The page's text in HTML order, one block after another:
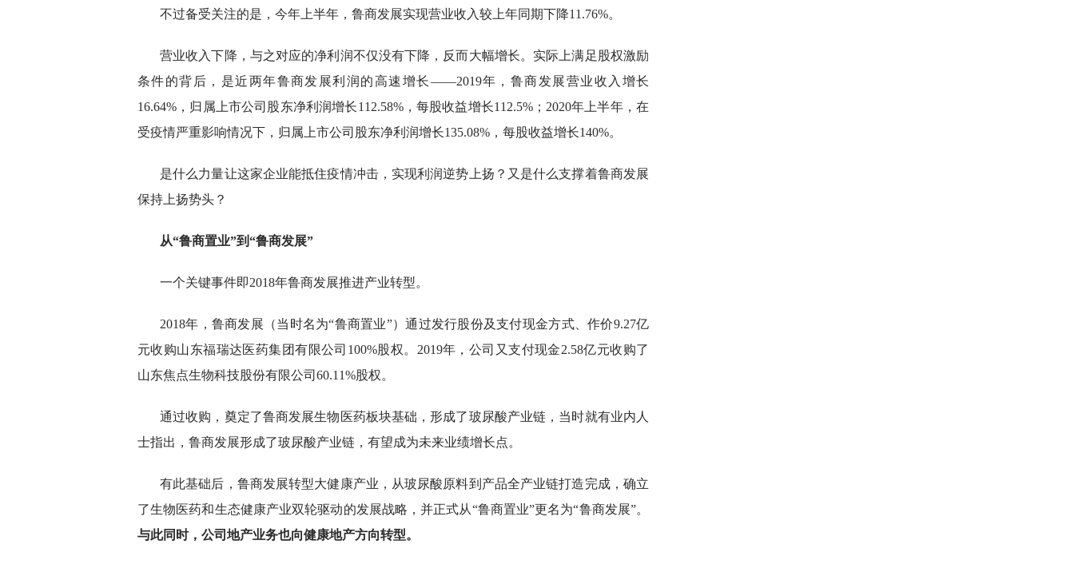
不过备受关注的是，今年上半年，鲁商发展实现营业收入较上年同期下降11.76%。
营业收入下降，与之对应的净利润不仅没有下降，反而大幅增长。实际上满足股权激励
条件的背后，是近两年鲁商发展利润的高速增长——2019年，鲁商发展营业收入增长
16.64%，归属上市公司股东净利润增长112.58%，每股收益增长112.5%；2020年上半年，在
受疫情严重影响情况下，归属上市公司股东净利润增长135.08%，每股收益增长140%。
是什么力量让这家企业能抵住疫情冲击，实现利润逆势上扬？又是什么支撑着鲁商发展
保持上扬势头？
从“鲁商置业”到“鲁商发展”
一个关键事件即2018年鲁商发展推进产业转型。
2018年，鲁商发展（当时名为“鲁商置业”）通过发行股份及支付现金方式、作价9.27亿
元收购山东福瑞达医药集团有限公司100%股权。2019年，公司又支付现金2.58亿元收购了
山东焦点生物科技股份有限公司60.11%股权。
通过收购，奠定了鲁商发展生物医药板块基础，形成了玻尿酸产业链，当时就有业内人
士指出，鲁商发展形成了玻尿酸产业链，有望成为未来业绩增长点。
有此基础后，鲁商发展转型大健康产业，从玻尿酸原料到产品全产业链打造完成，确立
了生物医药和生态健康产业双轮驱动的发展战略，并正式从“鲁商置业”更名为“鲁商发展”。
与此同时，公司地产业务也向健康地产方向转型。